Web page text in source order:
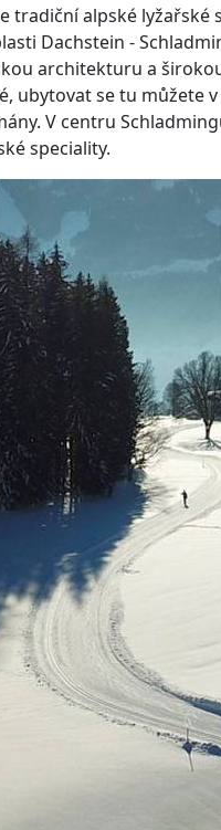
tradiční alpské
Dachstein -
architekturu a
ubytovat se tu můžete
V centru
speciality.